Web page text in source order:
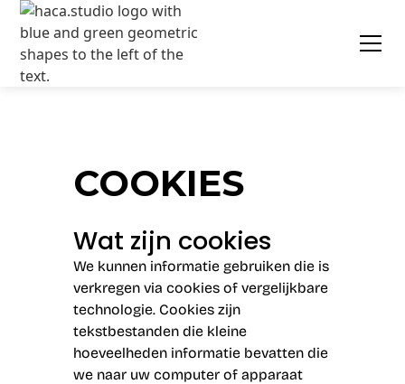
COOKIES
Wat zijn cookies
We kunnen informatie gebruiken die is
verkregen via cookies of vergelijkbare
technologie. Cookies zijn
tekstbestanden die kleine
hoeveelheden informatie bevatten die
we naar uw computer of apparaat